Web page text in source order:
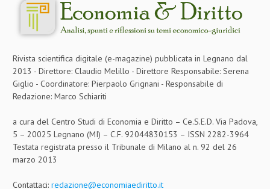
PRASSI
AMMINISTRATIVA
GIURISPRUDENZA
EUROPEA
CIVILE
TRIBUTARIA
PENALE
Rivista scientifica digitale (e-magazine) pubblicata in Legnano dal
2013 - Direttore: Claudio Melillo - Direttore Responsabile: Serena
Giglio - Coordinatore: Pierpaolo Grignani - Responsabile di
Redazione: Marco Schiariti
a cura del Centro Studi di Economia e Diritto – Ce.S.E.D. Via Padova,
5 – 20025 Legnano (MI) – C.F. 92044830153 – ISSN 2282-3964
Testata registrata presso il Tribunale di Milano al n. 92 del 26
marzo 2013
Contattaci: redazione@economiaediritto.it